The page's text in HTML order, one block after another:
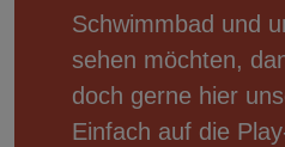
Schwimmbad und
sehen möchten,
doch gerne hier
Einfach auf die